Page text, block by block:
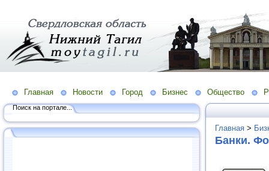
Главная Новости Город Бизнес Общество
Поиск на портале...
Главная >
Банки.